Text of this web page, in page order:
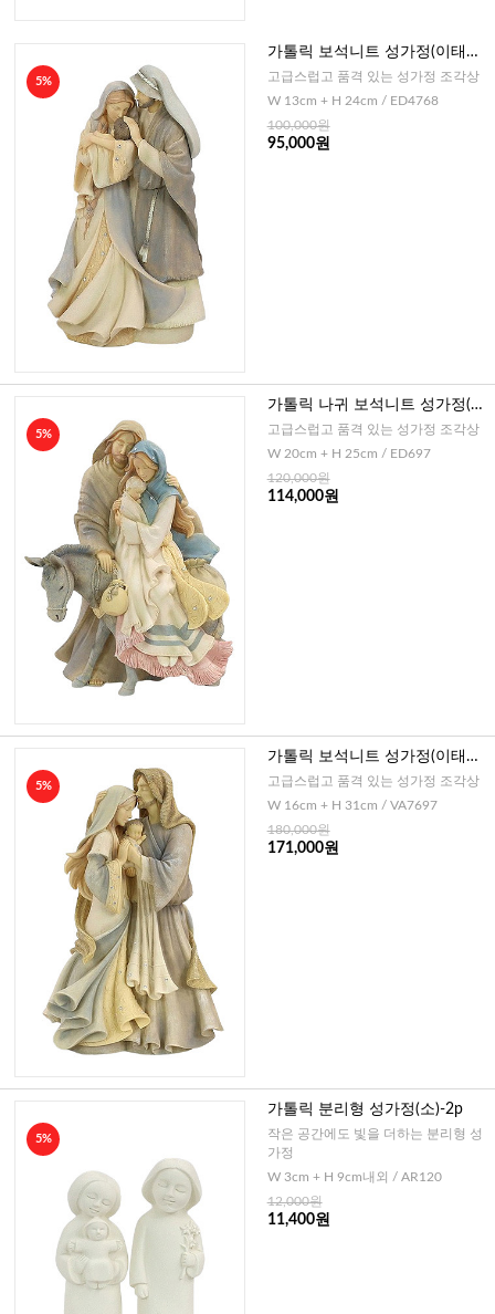
5%
가톨릭 보석니트 성가정(이태리
디자인)-24cm
고급스럽고 품격 있는 성가정 조각상
W 13cm + H 24cm / ED4768
100,000원
95,000원
5%
가톨릭 나귀 보석니트 성가정(이
태리 디자인)-25cm
고급스럽고 품격 있는 성가정 조각상
W 20cm + H 25cm / ED697
120,000원
114,000원
5%
가톨릭 보석니트 성가정(이태리
디자인)-특대
고급스럽고 품격 있는 성가정 조각상
W 16cm + H 31cm / VA7697
180,000원
171,000원
5%
가톨릭 분리형 성가정(소)-2p
작은 공간에도 빛을 더하는 분리형 성
가정
W 3cm + H 9cm내외 / AR120
12,000원
11,400원